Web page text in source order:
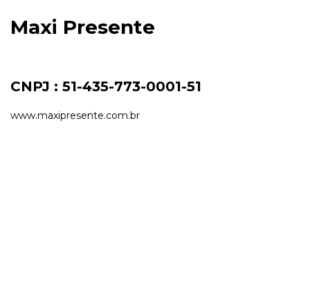
Maxi Presente
CNPJ : 51-435-773-0001-51
www.maxipresente.com.br